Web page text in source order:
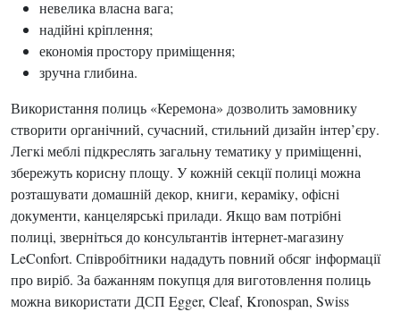
невелика власна вага;
надійні кріплення;
економія простору приміщення;
зручна глибина.
Використання полиць «Керемона» дозволить замовнику
створити органічний, сучасний, стильний дизайн інтер’єру.
Легкі меблі підкреслять загальну тематику у приміщенні,
збережуть корисну площу. У кожній секції полиці можна
розташувати домашній декор, книги, кераміку, офісні
документи, канцелярські прилади. Якщо вам потрібні
полиці, зверніться до консультантів інтернет-магазину
LeConfort. Співробітники нададуть повний обсяг інформації
про виріб. За бажанням покупця для виготовлення полиць
можна використати ДСП Egger, Cleaf, Kronospan, Swiss